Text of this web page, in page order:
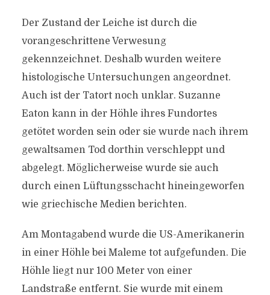
Der Zustand der Leiche ist durch die
vorangeschrittene Verwesung
gekennzeichnet. Deshalb wurden weitere
histologische Untersuchungen angeordnet.
Auch ist der Tatort noch unklar. Suzanne
Eaton kann in der Höhle ihres Fundortes
getötet worden sein oder sie wurde nach ihrem
gewaltsamen Tod dorthin verschleppt und
abgelegt. Möglicherweise wurde sie auch
durch einen Lüftungsschacht hineingeworfen
wie griechische Medien berichten.
Am Montagabend wurde die US-Amerikanerin
in einer Höhle bei Maleme tot aufgefunden. Die
Höhle liegt nur 100 Meter von einer
Landstraße entfernt. Sie wurde mit einem